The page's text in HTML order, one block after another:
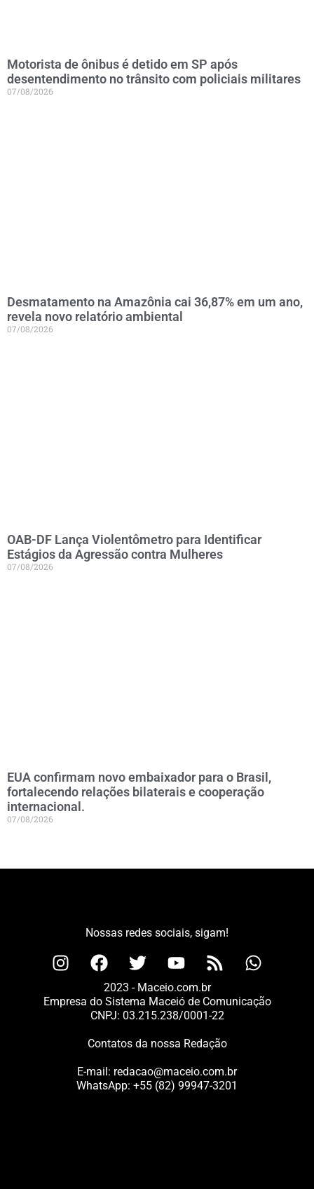
Motorista de ônibus é detido em SP após
desentendimento no trânsito com policiais militares
07/08/2026
Desmatamento na Amazônia cai 36,87% em um ano,
revela novo relatório ambiental
07/08/2026
OAB-DF Lança Violentômetro para Identificar
Estágios da Agressão contra Mulheres
07/08/2026
EUA confirmam novo embaixador para o Brasil,
fortalecendo relações bilaterais e cooperação
internacional.
07/08/2026
Nossas redes sociais, sigam!
2023 - Maceio.com.br
Empresa do Sistema Maceió de Comunicação
CNPJ: 03.215.238/0001-22
Contatos da nossa Redação
E-mail: redacao@maceio.com.br
WhatsApp: +55 (82) 99947-3201